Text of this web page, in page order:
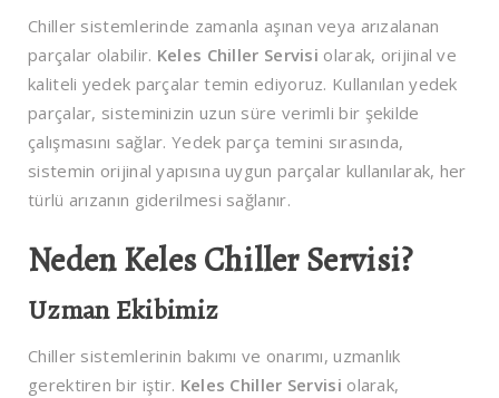
Chiller sistemlerinde zamanla aşınan veya arızalanan
parçalar olabilir. Keles Chiller Servisi olarak, orijinal ve
kaliteli yedek parçalar temin ediyoruz. Kullanılan yedek
parçalar, sisteminizin uzun süre verimli bir şekilde
çalışmasını sağlar. Yedek parça temini sırasında,
sistemin orijinal yapısına uygun parçalar kullanılarak, her
türlü arızanın giderilmesi sağlanır.
Neden Keles Chiller Servisi?
Uzman Ekibimiz
Chiller sistemlerinin bakımı ve onarımı, uzmanlık
gerektiren bir iştir. Keles Chiller Servisi olarak,